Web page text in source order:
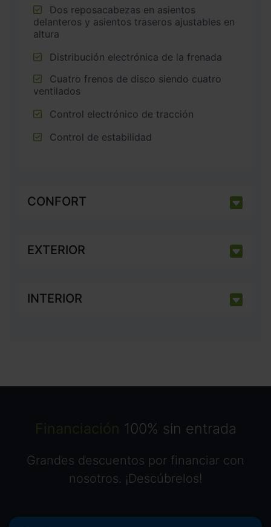
delanteros y asientos traseros ajustables en
altura
Distribución electrónica de la frenada
ventilados
Control electrónico de tracción
Control de estabilidad
CONFORT
EXTERIOR
INTERIOR
Financiación 100% sin entrada
Grandes descuentos por financiar con
nosotros. ¡Descúbrelos!